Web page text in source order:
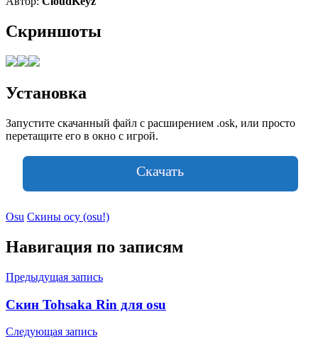
Скриншоты
Установка
Запустите скачанный файл с расширением .osk, или просто
перетащите его в окно с игрой.
Скачать
Osu Скины осу (osu!)
Навигация по записям
Предыдущая запись
Скин Tohsaka Rin для osu
Следующая запись